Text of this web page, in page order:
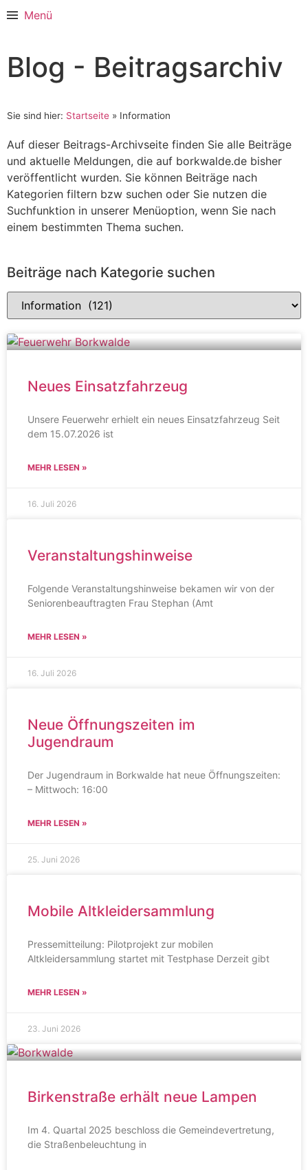
Menü
Blog - Beitragsarchiv
Sie sind hier: Startseite » Information
Auf dieser Beitrags-Archivseite finden Sie alle Beiträge
und aktuelle Meldungen, die auf borkwalde.de bisher
veröffentlicht wurden. Sie können Beiträge nach
Kategorien filtern bzw suchen oder Sie nutzen die
Suchfunktion in unserer Menüoption, wenn Sie nach
einem bestimmten Thema suchen.
Beiträge nach Kategorie suchen
Neues Einsatzfahrzeug
Unsere Feuerwehr erhielt ein neues Einsatzfahrzeug Seit
dem 15.07.2026 ist
MEHR LESEN »
16. Juli 2026
Veranstaltungshinweise
Folgende Veranstaltungshinweise bekamen wir von der
Seniorenbeauftragten Frau Stephan (Amt
MEHR LESEN »
16. Juli 2026
Neue Öffnungszeiten im
Jugendraum
Der Jugendraum in Borkwalde hat neue Öffnungszeiten:
– Mittwoch: 16:00
MEHR LESEN »
25. Juni 2026
Mobile Altkleidersammlung
Pressemitteilung: Pilotprojekt zur mobilen
Altkleidersammlung startet mit Testphase Derzeit gibt
MEHR LESEN »
23. Juni 2026
Birkenstraße erhält neue Lampen
Im 4. Quartal 2025 beschloss die Gemeindevertretung,
die Straßenbeleuchtung in